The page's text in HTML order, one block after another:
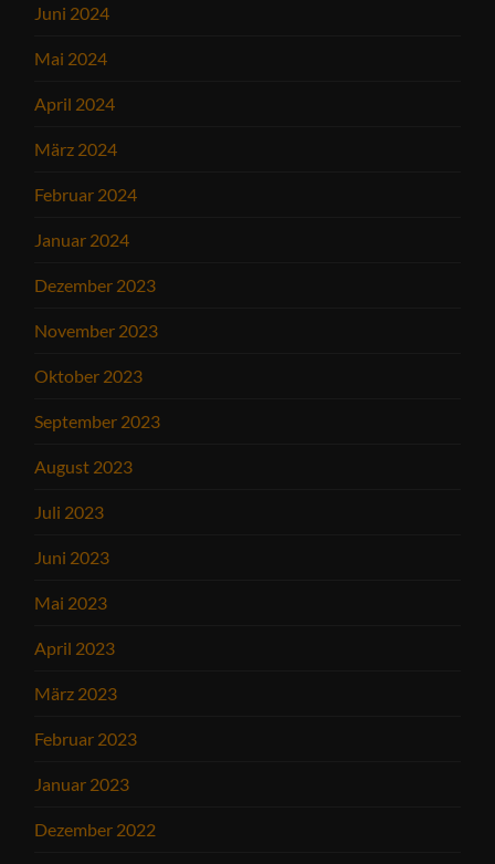
Juni 2024
Mai 2024
April 2024
März 2024
Februar 2024
Januar 2024
Dezember 2023
November 2023
Oktober 2023
September 2023
August 2023
Juli 2023
Juni 2023
Mai 2023
April 2023
März 2023
Februar 2023
Januar 2023
Dezember 2022